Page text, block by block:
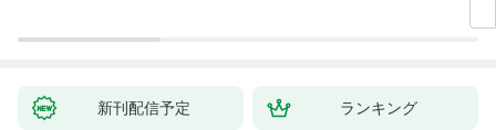
新刊配信予定 ランキング